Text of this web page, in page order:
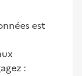
est
: